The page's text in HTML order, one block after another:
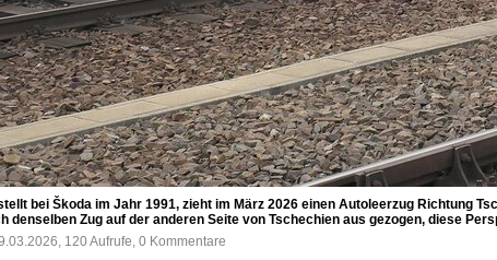
bei Škoda im Jahr 1991, zieht im März 2026 einen Autoleerzug Richtung
denselben Zug auf der anderen Seite von Tschechien aus gezogen, diese
120 Aufrufe, 0 Kommentare